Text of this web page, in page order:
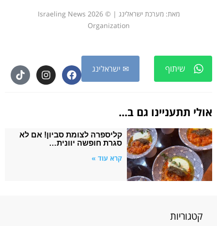
מאת: מערכת ישראלינג | © 2026 Israeling News
Organization
שיתוף ✉ ישראלינג
אולי תתעניינו גם ב...
קליספרה לצומת סביון! אם לא
סגרת חופשה יוונית…
קרא עוד »
קטגוריות